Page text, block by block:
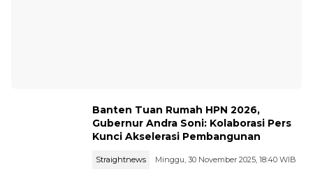
Banten Tuan Rumah HPN 2026,
Gubernur Andra Soni: Kolaborasi Pers
Kunci Akselerasi Pembangunan
Straightnews Minggu, 30 November 2025, 18:40 WIB